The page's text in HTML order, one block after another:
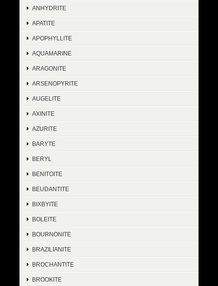
ANHYDRITE
APATITE
APOPHYLLITE
AQUAMARINE
ARAGONITE
ARSENOPYRITE
AUGELITE
AXINITE
AZURITE
BARYTE
BERYL
BENITOITE
BEUDANTITE
BIXBYITE
BOLEITE
BOURNONITE
BRAZILIANITE
BROCHANTITE
BROOKITE